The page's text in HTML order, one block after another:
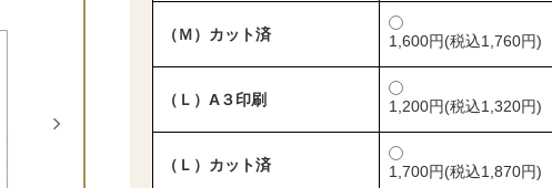
（Ｍ）カット済 1,600円(税込1,760円)
（Ｌ）A３印刷 1,200円(税込1,320円)
（Ｌ）カット済 1,700円(税込1,870円)